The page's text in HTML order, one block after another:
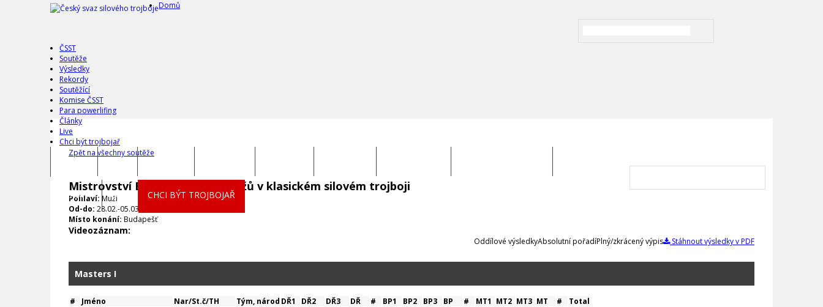
Domů
ČSST
Soutěže
Výsledky
Rekordy
Soutěžící
Komise ČSST
Para powerlifing
Články
Live
Chci být trojbojař
ČLÁNKY LIVE CHCI BÝT TROJBOJAŘ
Zpět na všechny soutěže
Mistrovství Evropy masters mužů v klasickém silovém trojboji
Pohlaví: Muži
Od-do: 28.02.-05.03.2023
Místo konání: Budapešť
Videozáznam:
Stáhnout výsledky v PDF
Plný/zkrácený výpis
Absolutní pořadí
Oddílové výsledky
Masters I
# Jméno Nar/St.č/TH Tým, národ DŘ1 DŘ2 DŘ3 DŘ # BP1 BP2 BP3 BP # MT1 MT2 MT3 MT #
Total